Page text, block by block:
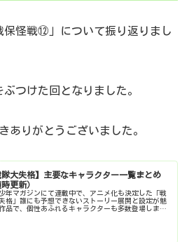
保怪戦⑫」について振り返りまし
つけた回となりました。
ありがとうございました。
隊大失格】主要なキャラクター一覧まとめ
時更新）
年マガジンにて連載中で、アニメ化も決定した「戦
格」誰にも予想できないストーリー展開と設定が魅
品で、個性あふれるキャラクターも多数登場しま